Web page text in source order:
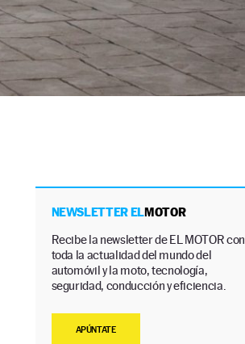
NEWSLETTER ELMOTOR
Recibe la newsletter de EL MOTOR con
toda la actualidad del mundo del
automóvil y la moto, tecnología,
seguridad, conducción y eficiencia.
APÚNTATE